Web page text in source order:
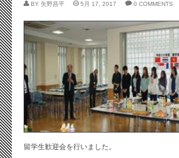
BY 矢野昌平 5月 17, 2017 0 COMMENTS
留学生歓迎会を行いました。